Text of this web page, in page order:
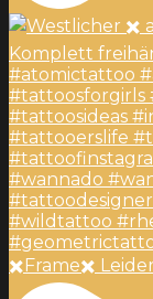
✖️Frame✖️